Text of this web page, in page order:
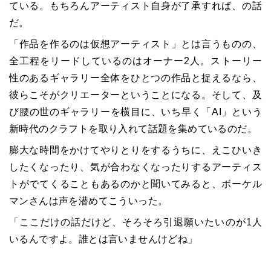
ている。もちろんアーティスト自身が了承すれば、の話
だ。
「作品を作るのは仮想アーティスト」とは言うものの、
全工程をリードしているのはオーナー2人。ストーリー
性のあるギャラリー全体をひとつの作品と捉えるなら、
彼らこそがクリエーターということになる。そして、及
び腰の世のギャラリーを横目に、いち早く「AI」という
新時代のクラフトを取り入れて話題を集めているのだ。
膨大な時間をかけてやりとりをするうちに、えこひいき
したくなったり、気が合わなくなったりするアーティス
トがでてくることもあるのかと聞いてみると、ボーケル
マンさんは声を潜めてこういった。
「ここだけの話だけど、そろそろ引退願いたいのが1人
いるんですよ。誰とは言いませんけどね」